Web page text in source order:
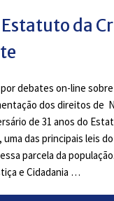
Estatuto da
debates on-line
dos direitos de
de 31 anos do
uma das principais leis
parcela da
e Cidadania …